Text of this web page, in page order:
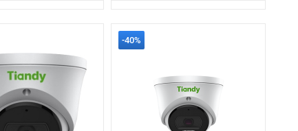
-40%